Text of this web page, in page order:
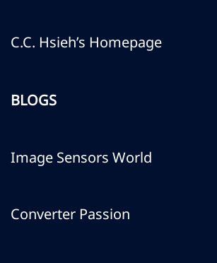
C.C. Hsieh’s Homepage
BLOGS
Image Sensors World
Converter Passion